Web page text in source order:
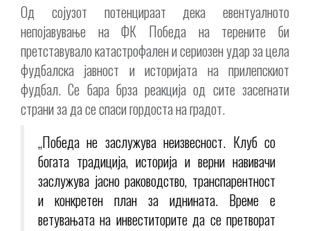
Од сојузот потенцираат дека евентуалното
непојавување на ФК Победа на терените би
претставувало катастрофален и сериозен удар за цела
фудбалска јавност и историјата на прилепскиот
фудбал. Се бара брза реакција од сите засегнати
страни за да се спаси гордоста на градот.
„Победа не заслужува неизвесност. Клуб со
богата традиција, историја и верни навивачи
заслужува јасно раководство, транспарентност
и конкретен план за иднината. Време е
ветувањата на инвеститорите да се претворат